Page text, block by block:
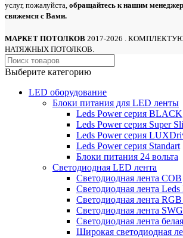
услуг, пожалуйста, обращайтесь к нашим
свяжемся с Вами.
МАРКЕТ ПОТОЛКОВ 2017-2026 .
НАТЯЖНЫХ ПОТОЛКОВ.
Выберите категорию
LED оборудование
Блоки питания для LED ленты
Leds Power cерия BLACK
Leds Power cерия Super
Leds Power серия
Leds Power серия Standart
Блоки питания 24 вольта
Светодиодная LED лента
Светодиодная лента COB
Светодиодная лента Leds
Светодиодная лента
Светодиодная лента SWG
Светодиодная лента белая
Широкая светодиодная